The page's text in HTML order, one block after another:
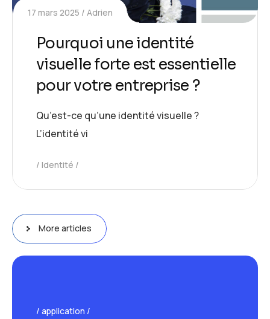
17 mars 2025 Adrien
Pourquoi une identité
visuelle forte est essentielle
pour votre entreprise ?
Qu’est-ce qu’une identité visuelle ?
L’identité vi
Identité
More articles
application